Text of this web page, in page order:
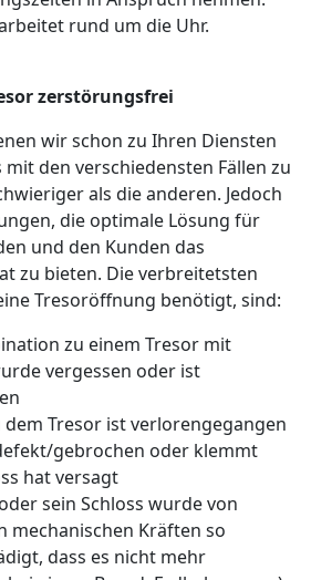
rund um die Uhr.
zerstörungsfrei
wir schon zu Ihren Diensten
den verschiedensten Fällen zu
als die anderen. Jedoch
die optimale Lösung für
und den Kunden das
zu bieten. Die verbreitetsten
Tresoröffnung benötigt, sind:
zu einem Tresor mit
vergessen oder ist
dem Tresor ist verlorengegangen
gebrochen oder klemmt
hat versagt
sein Schloss wurde von
mechanischen Kräften so
dass es nicht mehr